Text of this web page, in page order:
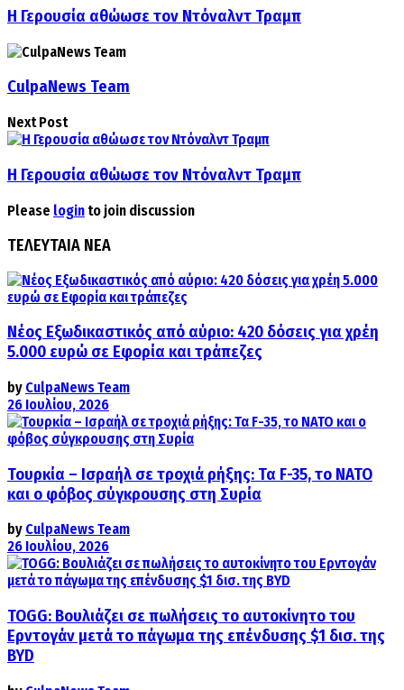
Η Γερουσία αθώωσε τον Ντόναλντ Τραμπ
CulpaNews Team
Next Post
Η Γερουσία αθώωσε τον Ντόναλντ Τραμπ
Please login to join discussion
ΤΕΛΕΥΤΑΙΑ ΝΕΑ
Νέος Εξωδικαστικός από αύριο: 420 δόσεις για χρέη
5.000 ευρώ σε Εφορία και τράπεζες
by CulpaNews Team
26 Ιουλίου, 2026
Τουρκία – Ισραήλ σε τροχιά ρήξης: Τα F-35, το ΝΑΤΟ
και ο φόβος σύγκρουσης στη Συρία
by CulpaNews Team
26 Ιουλίου, 2026
TOGG: Βουλιάζει σε πωλήσεις το αυτοκίνητο του
Ερντογάν μετά το πάγωμα της επένδυσης $1 δισ. της
BYD